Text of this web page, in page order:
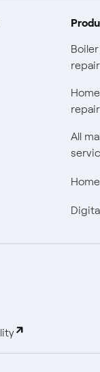
repair
repair
All